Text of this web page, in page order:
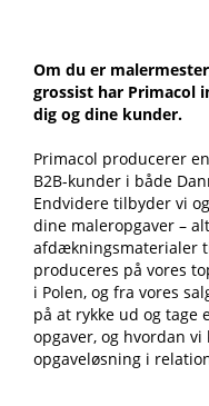
Om du er
grossist har Primacol
dig og dine kunder.
Primacol producerer
B2B-kunder i både
Endvidere tilbyder vi
dine maleropgaver –
afdækningsmaterialer
produceres på vores
i Polen, og fra vores
på at rykke ud og tage
opgaver, og hvordan
opgaveløsning i